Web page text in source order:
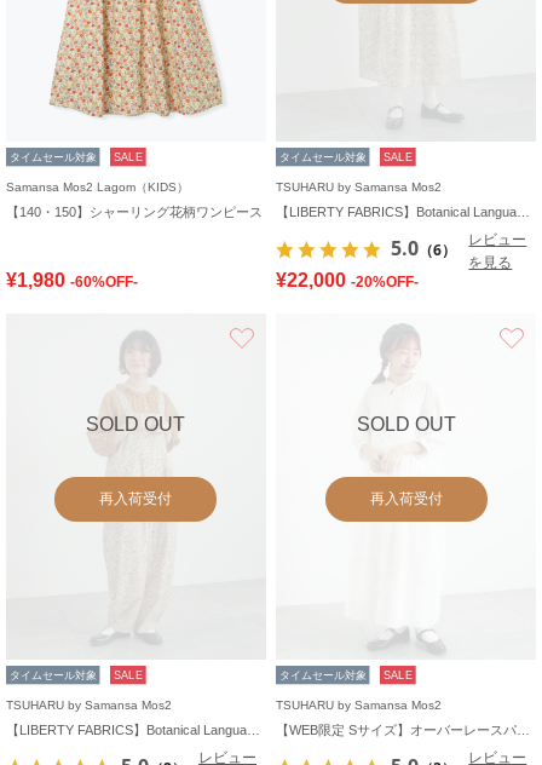
タイムセール対象 SALE
Samansa Mos2 Lagom（KIDS）
【140・150】シャーリング花柄ワンピース
¥1,980 -60%OFF-
タイムセール対象 SALE
TSUHARU by Samansa Mos2
5.0 （6）
レビュー
を見る
¥22,000 -20%OFF-
SOLD OUT
再入荷受付
タイムセール対象 SALE
TSUHARU by Samansa Mos2
レビュー
SOLD OUT
再入荷受付
タイムセール対象 SALE
TSUHARU by Samansa Mos2
レビュー